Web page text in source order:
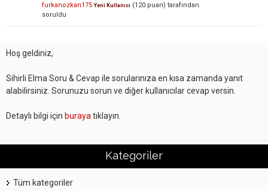
furkanozkan175 Yeni Kullanıcı (120 puan) tarafından
soruldu
Hoş geldiniz,
Sihirli Elma Soru & Cevap ile sorularınıza en kısa zamanda yanıt
alabilirsiniz. Sorunuzu sorun ve diğer kullanıcılar cevap versin.
Detaylı bilgi için buraya tıklayın.
Kategoriler
Tüm kategoriler